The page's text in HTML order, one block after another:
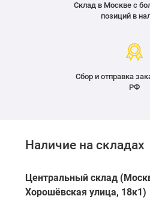
Склад в Москве с
позиций в
Сбор и отправка
РФ
Наличие на складах
Центральный склад
Хорошёвская улица, 18к1)